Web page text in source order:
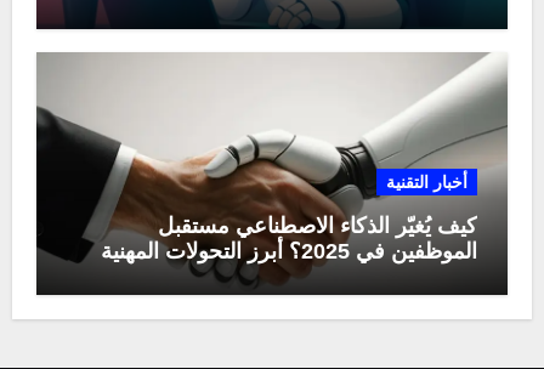
أخبار التقنية
كيف يُغيّر الذكاء الاصطناعي مستقبل
الموظفين في 2025؟ أبرز التحولات المهنية